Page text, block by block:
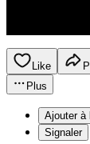
Like
Plus
Ajouter à
Signaler